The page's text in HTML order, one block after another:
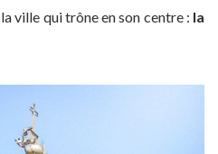
ville qui trône en son centre : la